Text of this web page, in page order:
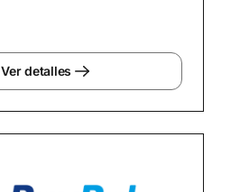
Ver detalles